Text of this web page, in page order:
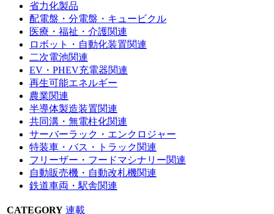
省力化製品
配電盤・分電盤・キュービクル
医療・福祉・介護関連
ロボット・自動化装置関連
二次電池関連
EV・PHEV充電器関連
再生可能エネルギー
農業関連
半導体製造装置関連
共同溝・無電柱化関連
サーバーラック・エンクロジャー
特装車・バス・トラック関連
フリーザー・フードマシナリー関連
自動販売機・自動改札機関連
鉄道車両・駅舎関連
CATEGORY 連載